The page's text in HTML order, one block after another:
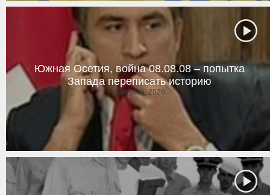
Южная Осетия, война 08.08.08 – попытка
Запада переписать историю
8 августа, 2026